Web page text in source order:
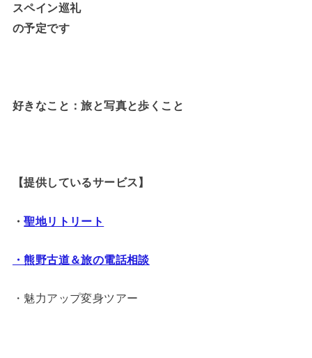
スペイン巡礼
の予定です
好きなこと：旅と写真と歩くこと
【提供しているサービス】
・聖地リトリート
・熊野古道＆旅の電話相談
・魅力アップ変身ツアー